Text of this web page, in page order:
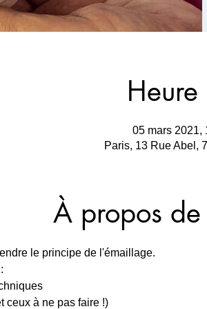
05 mars 2021,
Paris, 13 Rue Abel,
À propos
le principe de l'émaillage.
ceux à ne pas faire !)